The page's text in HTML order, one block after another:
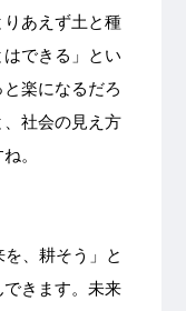
あえず土と種
できる」とい
楽になるだろ
社会の見え方
。
、耕そう」と
きます。未来